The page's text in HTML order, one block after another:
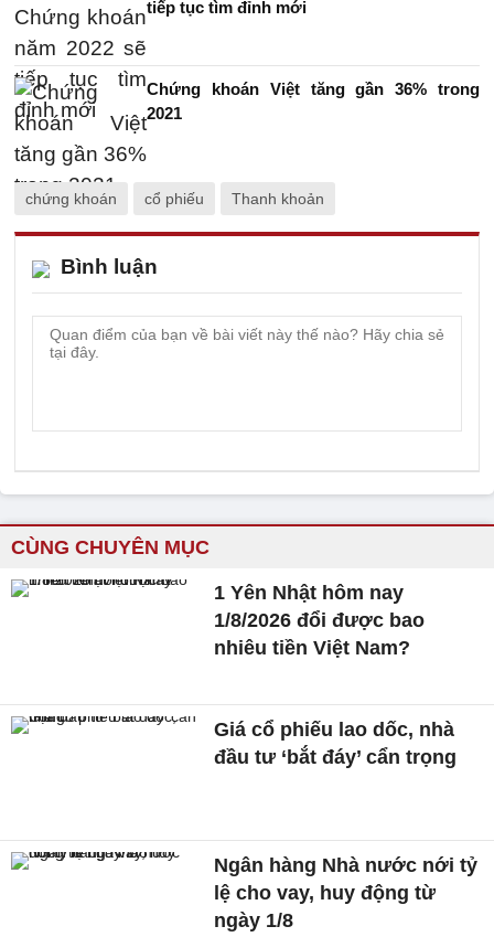
tiếp tục tìm đỉnh mới
Chứng khoán Việt tăng gần 36% trong
2021
chứng khoán cổ phiếu Thanh khoản
Bình luận
CÙNG CHUYÊN MỤC
1 Yên Nhật hôm nay
1/8/2026 đổi được bao
nhiêu tiền Việt Nam?
Giá cổ phiếu lao dốc, nhà
đầu tư ‘bắt đáy’ cẩn trọng
Ngân hàng Nhà nước nới tỷ
lệ cho vay, huy động từ
ngày 1/8